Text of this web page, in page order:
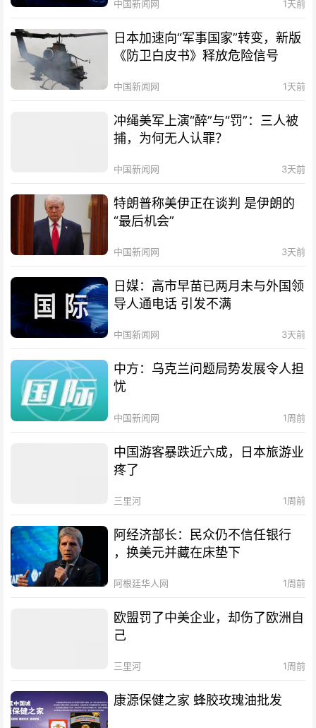
中国新闻网 1天前
日本加速向“军事国家”转变，新版
《防卫白皮书》释放危险信号
中国新闻网 1天前
冲绳美军上演“醉”与“罚”：三人被
捕，为何无人认罪？
中国新闻网 3天前
特朗普称美伊正在谈判 是伊朗的
“最后机会”
中国新闻网 3天前
日媒：高市早苗已两月未与外国领
导人通电话 引发不满
中国新闻网 3天前
中方：乌克兰问题局势发展令人担
忧
中国新闻网 1周前
中国游客暴跌近六成，日本旅游业
疼了
三里河 1周前
阿经济部长：民众仍不信任银行
，换美元并藏在床垫下
阿根廷华人网 1周前
欧盟罚了中美企业，却伤了欧洲自
己
三里河 1周前
康源保健之家 蜂胶玫瑰油批发